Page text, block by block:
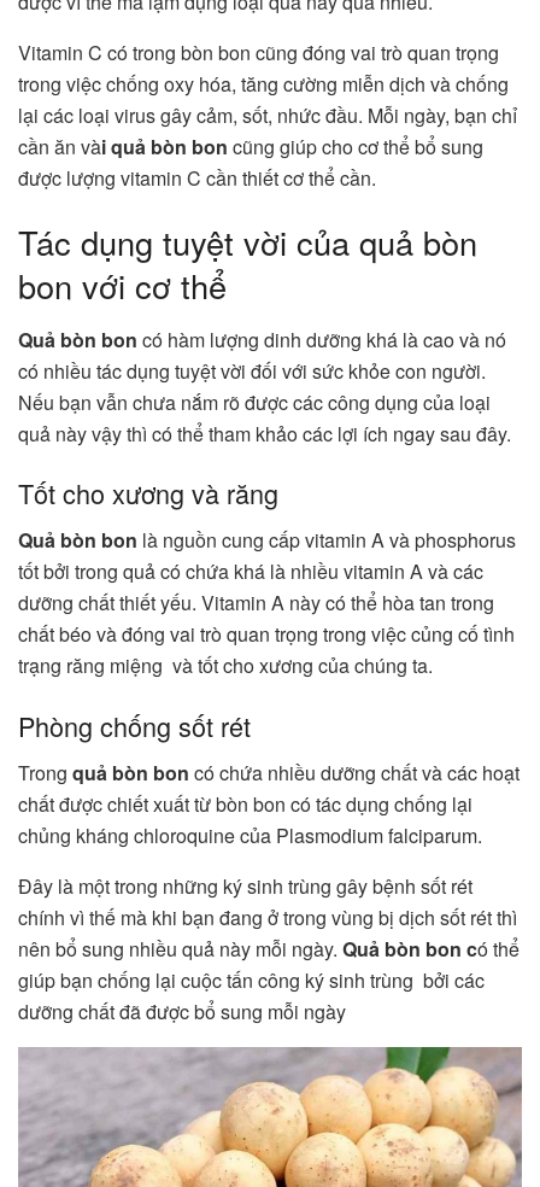
Vitamin C có trong bòn bon cũng đóng vai trò quan trọng
trong việc chống oxy hóa, tăng cường miễn dịch và chống
lại các loại virus gây cảm, sốt, nhức đầu. Mỗi ngày, bạn chỉ
cần ăn vài quả bòn bon cũng giúp cho cơ thể bổ sung
được lượng vitamin C cần thiết cơ thể cần.
Tác dụng tuyệt vời của quả bòn
bon với cơ thể
Quả bòn bon có hàm lượng dinh dưỡng khá là cao và nó
có nhiều tác dụng tuyệt vời đối với sức khỏe con người.
Nếu bạn vẫn chưa nắm rõ được các công dụng của loại
quả này vậy thì có thể tham khảo các lợi ích ngay sau đây.
Tốt cho xương và răng
Quả bòn bon là nguồn cung cấp vitamin A và phosphorus
tốt bởi trong quả có chứa khá là nhiều vitamin A và các
dưỡng chất thiết yếu. Vitamin A này có thể hòa tan trong
chất béo và đóng vai trò quan trọng trong việc củng cố tình
trạng răng miệng và tốt cho xương của chúng ta.
Phòng chống sốt rét
Trong quả bòn bon có chứa nhiều dưỡng chất và các hoạt
chất được chiết xuất từ bòn bon có tác dụng chống lại
chủng kháng chloroquine của Plasmodium falciparum.
Đây là một trong những ký sinh trùng gây bệnh sốt rét
chính vì thế mà khi bạn đang ở trong vùng bị dịch sốt rét thì
nên bổ sung nhiều quả này mỗi ngày. Quả bòn bon có thể
giúp bạn chống lại cuộc tấn công ký sinh trùng bởi các
dưỡng chất đã được bổ sung mỗi ngày